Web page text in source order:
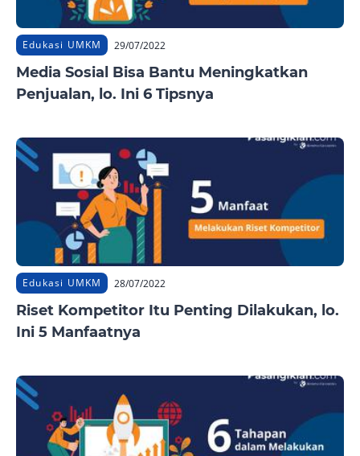
Edukasi UMKM 29/07/2022
Media Sosial Bisa Bantu Meningkatkan
Penjualan, lo. Ini 6 Tipsnya
Edukasi UMKM 28/07/2022
Riset Kompetitor Itu Penting Dilakukan, lo.
Ini 5 Manfaatnya